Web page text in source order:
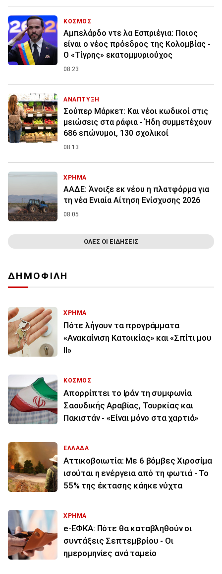
ΚΟΣΜΟΣ
Αμπελάρδο ντε λα Εσπριέγια: Ποιος
είναι ο νέος πρόεδρος της Κολομβίας -
Ο «Τίγρης» εκατομμυριούχος
08:23
ΑΝΑΠΤΥΞΗ
Σούπερ Μάρκετ: Και νέοι κωδικοί στις
μειώσεις στα ράφια - Ήδη συμμετέχουν
686 επώνυμοι, 130 σχολικοί
08:13
ΧΡΗΜΑ
ΑΑΔΕ: Άνοιξε εκ νέου η πλατφόρμα για
τη νέα Ενιαία Αίτηση Ενίσχυσης 2026
08:05
ΟΛΕΣ ΟΙ ΕΙΔΗΣΕΙΣ
ΔΗΜΟΦΙΛΗ
ΧΡΗΜΑ
Πότε λήγουν τα προγράμματα
«Ανακαίνιση Κατοικίας» και «Σπίτι μου
ΙΙ»
ΚΟΣΜΟΣ
Απορρίπτει το Ιράν τη συμφωνία
Σαουδικής Αραβίας, Τουρκίας και
Πακιστάν - «Είναι μόνο στα χαρτιά»
ΕΛΛΑΔΑ
Αττικοβοιωτία: Με 6 βόμβες Χιροσίμα
ισούται η ενέργεια από τη φωτιά - Το
55% της έκτασης κάηκε νύχτα
ΧΡΗΜΑ
e-ΕΦΚΑ: Πότε θα καταβληθούν οι
συντάξεις Σεπτεμβρίου - Οι
ημερομηνίες ανά ταμείο